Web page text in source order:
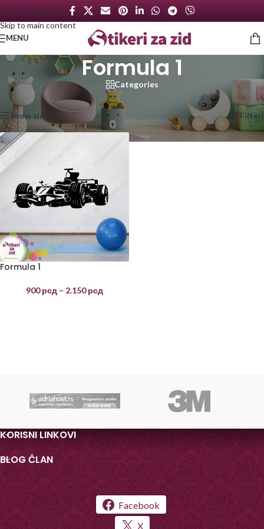
Skip to navigation
Skip to main content
MENU
Formula 1
Categories
Početna
Proizvod označen „Formula 1“ Prikazan jedan rezultat
Show sidebar Filteri
Formula 1
900рсд – 2.150рсд
KORISNI LINKOVI
BLOG ČLAN
Facebook
X